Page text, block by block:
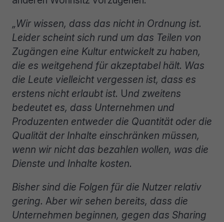
„Wir wissen, dass das nicht in Ordnung ist.
Leider scheint sich rund um das Teilen von
Zugängen eine Kultur entwickelt zu haben,
die es weitgehend für akzeptabel hält. Was
die Leute vielleicht vergessen ist, dass es
erstens nicht erlaubt ist. Und zweitens
bedeutet es, dass Unternehmen und
Produzenten entweder die Quantität oder die
Qualität der Inhalte einschränken müssen,
wenn wir nicht das bezahlen wollen, was die
Dienste und Inhalte kosten.
Bisher sind die Folgen für die Nutzer relativ
gering. Aber wir sehen bereits, dass die
Unternehmen beginnen, gegen das Sharing